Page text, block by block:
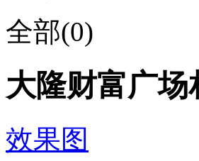
全部(0)
大隆财富广场
效果图